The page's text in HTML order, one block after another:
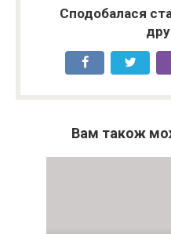
Сподобалася
Вам також